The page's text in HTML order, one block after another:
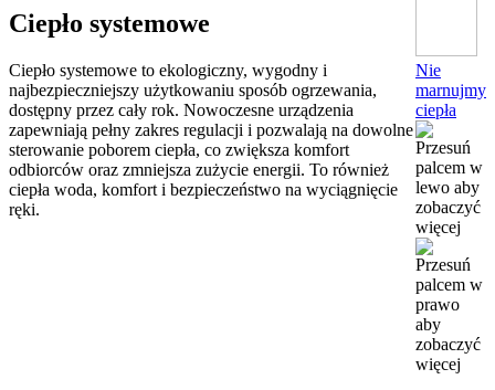
Ciepło systemowe
Ciepło systemowe to ekologiczny, wygodny i
najbezpieczniejszy użytkowaniu sposób ogrzewania,
dostępny przez cały rok. Nowoczesne urządzenia
zapewniają pełny zakres regulacji i pozwalają na dowolne
sterowanie poborem ciepła, co zwiększa komfort
odbiorców oraz zmniejsza zużycie energii. To również
ciepła woda, komfort i bezpieczeństwo na wyciągnięcie
ręki.
Nie
marnujmy
ciepła